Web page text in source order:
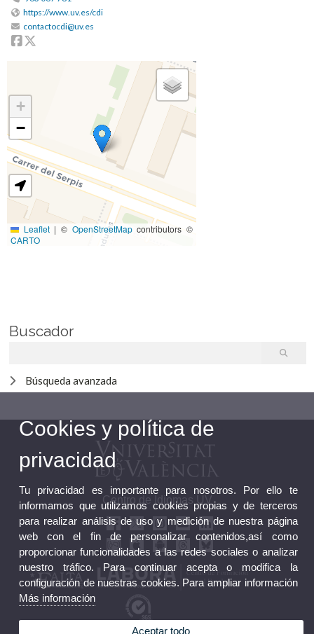
https://www.uv.es/cdi
contactocdi@uv.es
Facebook
+
−
Leaflet | © OpenStreetMapcontributors ©
CARTO
Buscador
Búsqueda avanzada
Centro de Idiomas UV
Cookies y política de
privacidad
Tu privacidad es importante para nosotros. Por ello te
informamos que utilizamos cookies propias y de terceros
para realizar análisis de uso y medición de nuestra página
web con el fin de personalizar contenidos,así como
proporcionar funcionalidades a las redes sociales o analizar
nuestro tráfico. Para continuar acepta o modifica la
configuración de nuestras cookies. Para ampliar información
Más información
Aceptar todo